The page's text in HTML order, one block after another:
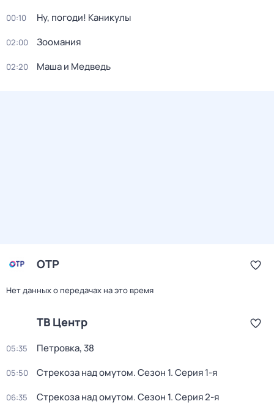
00:10 Ну, погоди! Каникулы
02:00 Зоомания
02:20 Маша и Медведь
ОТР
Нет данных о передачах на это время
ТВ Центр
05:35 Петровка, 38
05:50 Стрекоза над омутом. Сезон 1. Серия 1-я
06:35 Стрекоза над омутом. Сезон 1. Серия 2-я